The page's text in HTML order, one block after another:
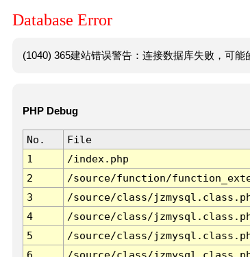
Database Error
(1040) 365建站错误警告：连接数据库失败，可
PHP Debug
No. File
1
/index.php
2
/source/function/
3
/source/class/
4
/source/class/
5
/source/class/
6
/source/class/